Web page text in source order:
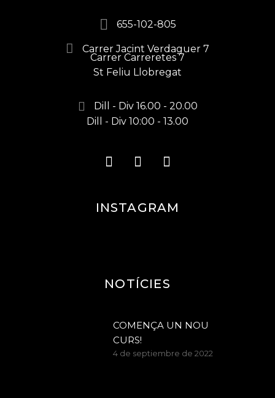
655-102-805
Carrer Jacint Verdaguer 7
Carrer Carreretes 7
St Feliu Llobregat
Dill - Div 16.00 - 20.00
Dill - Div 10:00 - 13.00
INSTAGRAM
NOTÍCIES
COMENÇA UN NOU
CURS!
4 de septiembre de 2022